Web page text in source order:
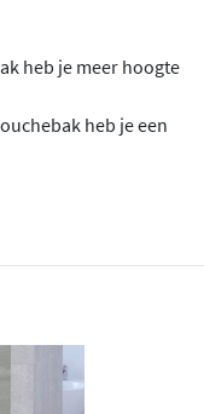
heb je meer hoogte
heb je een